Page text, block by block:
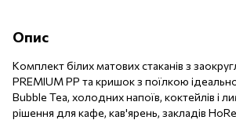
Опис
Комплект білих матових стаканів з
PREMIUM PP та кришок з поїлкою
Bubble Tea, холодних напоїв, коктейлів і
рішення для кафе, кав'ярень, закладів